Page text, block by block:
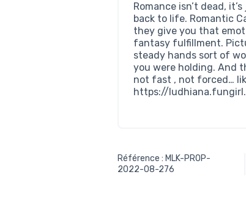
Romance isn’t dead,
back to life. Romantic
they give you that
fantasy fulfillment.
steady hands sort of
you were holding. And
not fast , not forced…
https://
Référence : MLK-PROP-
2022-08-276